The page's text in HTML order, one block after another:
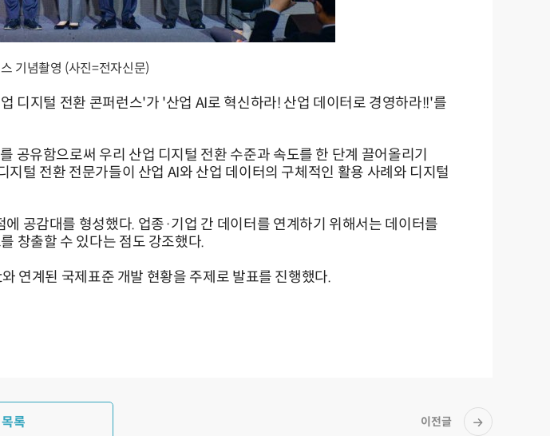
기념촬영 (사진=전자신문)
디지털 전환 콘퍼런스'가 '산업 AI로 혁신하라! 산업 데이터로 경영하라!!'를
공유함으로써 우리 산업 디지털 전환 수준과 속도를 한 단계 끌어올리기
지털 전환 전문가들이 산업 AI와 산업 데이터의 구체적인 활용 사례와 디지털
공감대를 형성했다. 업종·기업 간 데이터를 연계하기 위해서는 데이터를
창출할 수 있다는 점도 강조했다.
연계된 국제표준 개발 현황을 주제로 발표를 진행했다.
목록 이전글